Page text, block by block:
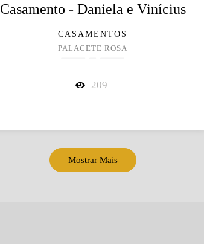
Casamento - Daniela e Vinícius
CASAMENTOS
PALACETE ROSA
209
Mostrar Mais